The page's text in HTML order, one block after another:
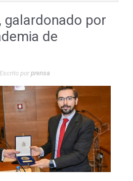
galardonado por
de
Escrito porprensa